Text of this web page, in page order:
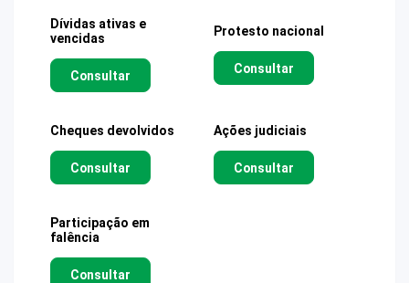
Dívidas ativas e
vencidas
Consultar
Protesto nacional
Consultar
Cheques devolvidos
Consultar
Ações judiciais
Consultar
Participação em
falência
Consultar